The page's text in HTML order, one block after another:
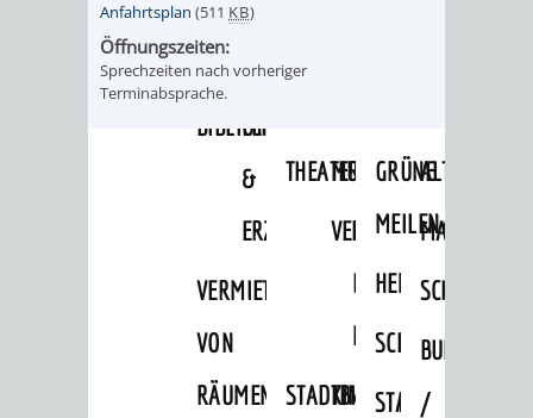
LEIHVERKEHR
DER
BIBLIOTHEK
SERVICE
FÜR
LEHRER/INNEN
&
ERZIEHER/INNEN
VERMIETUNG
VON
RÄUMEN
THEATERMUSEUM
VERANSTALTUNGEN
KINDER
IM
MUSEUM
STADTBIBLIOTHEK
KINO
GRÜNE
MEILEN
HERMANNSHOF
EXOTENWALD
SCHLOSSPARK
STADTGARTEN
ALTSTADT
MARKTPLATZ
SCHLOSS
BURGEN
/
Anfahrtsplan (511 KB)
Öffnungszeiten:
Sprechzeiten nach vorheriger
Terminabsprache.